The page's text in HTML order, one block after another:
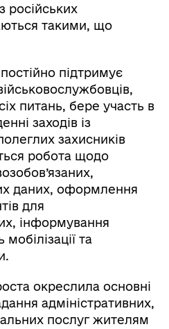
російських
такими, що
підтримує
питань, бере участь в
заходів із
захисників
робота щодо
даних, оформлення
для
інформування
та
окреслила основні
адміністративних,
послуг жителям